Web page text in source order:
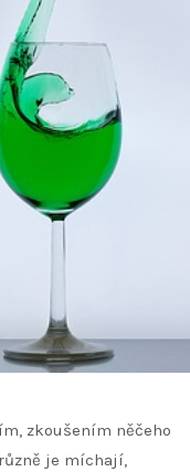
zkoušením něčeho
je míchají,